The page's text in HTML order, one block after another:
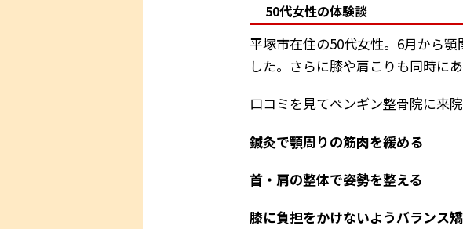
50代女性の体験談
平塚市在住の50代女性。6月から
した。さらに膝や肩こりも同時に
口コミを見てペンギン整骨院に来院
鍼灸で顎周りの筋肉を緩める
首・肩の整体で姿勢を整える
膝に負担をかけないようバランス